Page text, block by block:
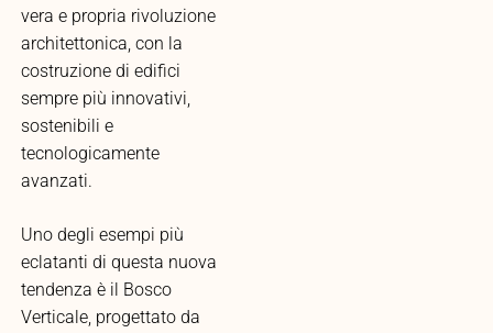
vera e propria rivoluzione
architettonica, con la
costruzione di edifici
sempre più innovativi,
sostenibili e
tecnologicamente
avanzati.
Uno degli esempi più
eclatanti di questa nuova
tendenza è il Bosco
Verticale, progettato da